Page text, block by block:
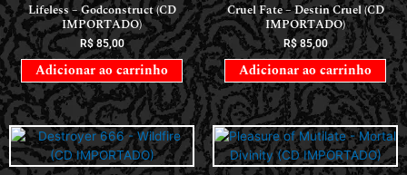
Lifeless – Godconstruct (CD
IMPORTADO)
R$85,00
Adicionar ao carrinho
Cruel Fate – Destin Cruel (CD
IMPORTADO)
R$85,00
Adicionar ao carrinho